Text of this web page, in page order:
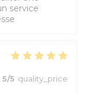
service
5/5 quality_price